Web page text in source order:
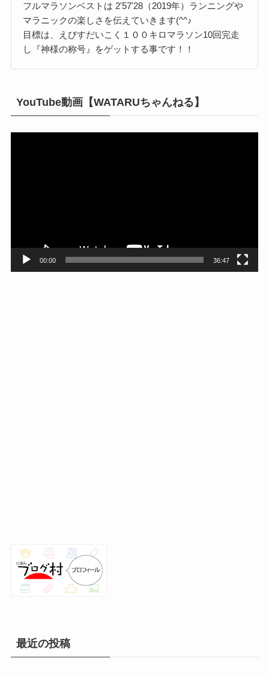
フルマラソンベストは 2'57'28（2019年）ランニングや
マラニックの楽しさを伝えていきます(^^♪
目標は、えびすだいこく１００キロマラソン10回完走
し『神様の称号』をゲットする事です！！
YouTube動画【WATARUちゃんねる】
00:00 36:47
最近の投稿